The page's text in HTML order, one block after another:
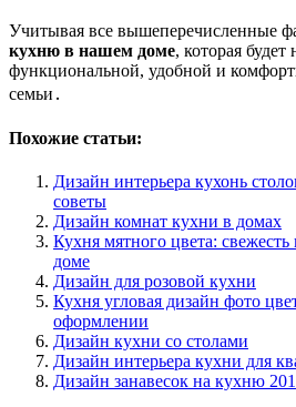
Учитывая все вышеперечисленные
кухню в нашем доме, которая
функциональной, удобной и
семьи․
Похожие статьи:
Дизайн интерьера кухонь
советы
Дизайн комнат кухни в домах
Кухня мятного цвета:
доме
Дизайн для розовой кухни
Кухня угловая дизайн фото
оформлении
Дизайн кухни со столами
Дизайн интерьера кухни для
Дизайн занавесок на кухню